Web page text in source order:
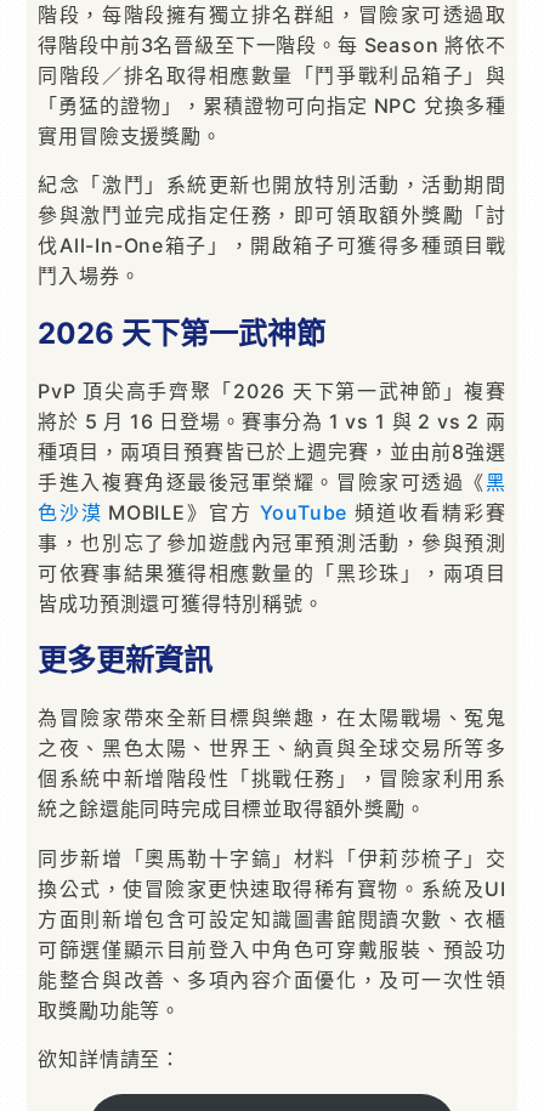
階段，每階段擁有獨立排名群組，冒險家可透過取
得階段中前3名晉級至下一階段。每 Season 將依不
同階段／排名取得相應數量「鬥爭戰利品箱子」與
「勇猛的證物」，累積證物可向指定 NPC 兌換多種
實用冒險支援獎勵。
紀念「激鬥」系統更新也開放特別活動，活動期間
參與激鬥並完成指定任務，即可領取額外獎勵「討
伐All-In-One箱子」，開啟箱子可獲得多種頭目戰
鬥入場券。
2026 天下第一武神節
PvP 頂尖高手齊聚「2026 天下第一武神節」複賽
將於 5 月 16 日登場。賽事分為 1 vs 1 與 2 vs 2 兩
種項目，兩項目預賽皆已於上週完賽，並由前8強選
手進入複賽角逐最後冠軍榮耀。冒險家可透過《黑
色沙漠 MOBILE》官方 YouTube 頻道收看精彩賽
事，也別忘了參加遊戲內冠軍預測活動，參與預測
可依賽事結果獲得相應數量的「黑珍珠」，兩項目
皆成功預測還可獲得特別稱號。
更多更新資訊
為冒險家帶來全新目標與樂趣，在太陽戰場、冤鬼
之夜、黑色太陽、世界王、納貢與全球交易所等多
個系統中新增階段性「挑戰任務」，冒險家利用系
統之餘還能同時完成目標並取得額外獎勵。
同步新增「奧馬勒十字鎬」材料「伊莉莎梳子」交
換公式，使冒險家更快速取得稀有寶物。系統及UI
方面則新增包含可設定知識圖書館閱讀次數、衣櫃
可篩選僅顯示目前登入中角色可穿戴服裝、預設功
能整合與改善、多項內容介面優化，及可一次性領
取獎勵功能等。
欲知詳情請至：